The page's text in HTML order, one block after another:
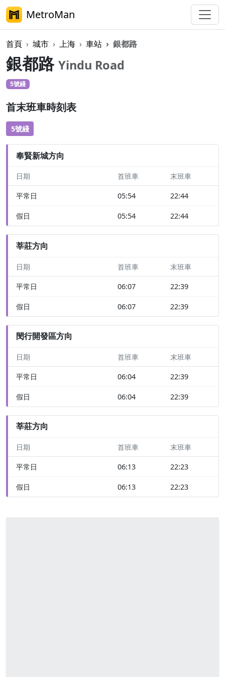
MetroMan
首頁 城市 上海 車站 銀都路
銀都路 Yindu Road
5號綫
首末班車時刻表
5號綫
奉賢新城方向
日期 首班車 末班車
平常日 05:54 22:44
假日 05:54 22:44
莘莊方向
日期 首班車 末班車
平常日 06:07 22:39
假日 06:07 22:39
閔行開發區方向
日期 首班車 末班車
平常日 06:04 22:39
假日 06:04 22:39
莘莊方向
日期 首班車 末班車
平常日 06:13 22:23
假日 06:13 22:23